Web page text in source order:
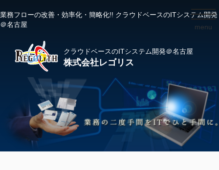
業務フローの改善・効率化・簡略化!! クラウドベースのITシステム開発
＠名古屋
クラウドベースのITシステム開発＠名古屋
株式会社レゴリス
menu